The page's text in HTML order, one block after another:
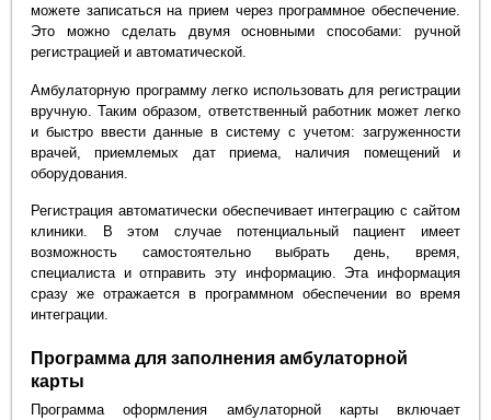
можете записаться на прием через программное обеспечение.
Это можно сделать двумя основными способами: ручной
регистрацией и автоматической.
Амбулаторную программу легко использовать для регистрации
вручную. Таким образом, ответственный работник может легко
и быстро ввести данные в систему с учетом: загруженности
врачей, приемлемых дат приема, наличия помещений и
оборудования.
Регистрация автоматически обеспечивает интеграцию с сайтом
клиники. В этом случае потенциальный пациент имеет
возможность самостоятельно выбрать день, время,
специалиста и отправить эту информацию. Эта информация
сразу же отражается в программном обеспечении во время
интеграции.
Программа для заполнения амбулаторной
карты
Программа оформления амбулаторной карты включает